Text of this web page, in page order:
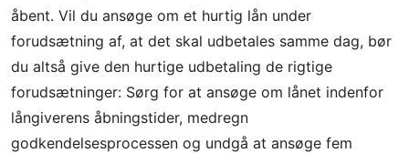
åbent. Vil du ansøge om et hurtig lån under
forudsætning af, at det skal udbetales samme dag, bør
du altså give den hurtige udbetaling de rigtige
forudsætninger: Sørg for at ansøge om lånet indenfor
långiverens åbningstider, medregn
godkendelsesprocessen og undgå at ansøge fem